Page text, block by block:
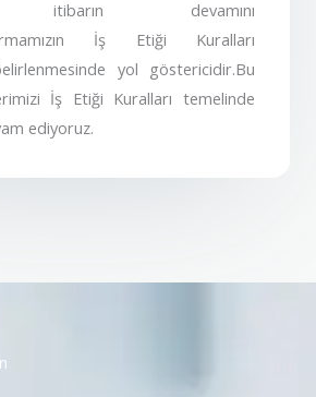
itibarın devamını
İş Etiği Kuralları
yol göstericidir.Bu
İş Etiği Kuralları temelinde
ediyoruz.